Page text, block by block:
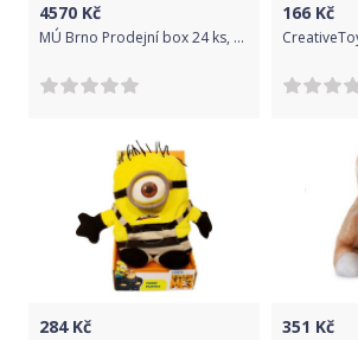
4570 Kč
MÚ Brno Prodejní box 24 ks, Krtek kalhotky
166 Kč
284Kč 351 Kč